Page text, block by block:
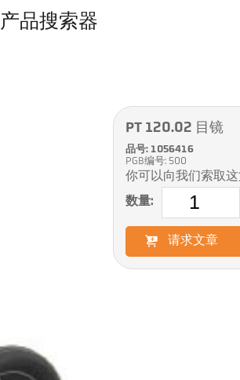
产品搜索器
PT 120.02 目镜
品号: 1056416
PGB编号: 500
你可以向我们索取
数量:
请求文章